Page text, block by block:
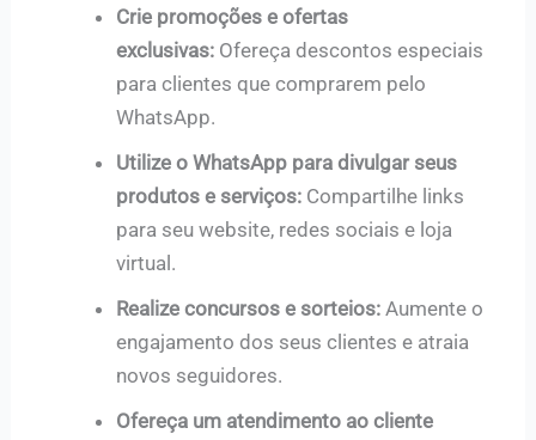
Crie promoções e ofertas
exclusivas: Ofereça descontos especiais
para clientes que comprarem pelo
WhatsApp.
Utilize o WhatsApp para divulgar seus
produtos e serviços: Compartilhe links
para seu website, redes sociais e loja
virtual.
Realize concursos e sorteios: Aumente o
engajamento dos seus clientes e atraia
novos seguidores.
Ofereça um atendimento ao cliente